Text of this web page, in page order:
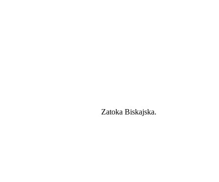
Zatoka Biskajska.